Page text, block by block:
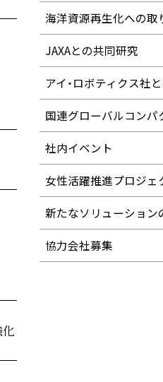
海洋資源再生化への取
JAXAとの共同研究
アイ・ロボティクス社
国連グローバルコンパ
社内イベント
女性活躍推進プロジェ
新たなソリューション
協力会社募集